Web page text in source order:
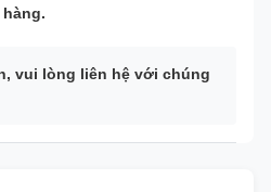
vui lòng liên hệ với chúng